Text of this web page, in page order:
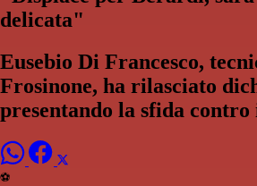
delicata"
Eusebio Di Francesco,
Frosinone, ha rilasciato
presentando la sfida contro
⚽️